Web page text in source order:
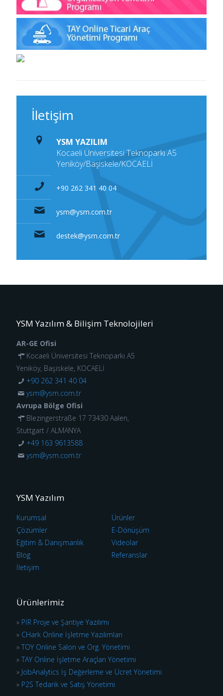
İletişim
YSM YAZILIM
Kocaeli Üniversitesi Teknoparkı A5
Yeniköy/Başiskele/KOCAELİ
+90 262 341 40 04
ysm@ysm.com.tr
destek@ysm.com.tr
YSM Yazılım & Bilişim Teknolojileri
AR-GE Ofisi
Kocaeli Üniversitesi Teknoparkı A5
Yeniköy, Başiskele, KOCAELİ
+90 262 341 40 04
ysm@ysm.com.tr
Avrupa Bölge Ofisi
Blezingerstraße 17 73430 Aalen,
Stuttgart / ALMANYA
+49 163 9613588
ysm@ysm.com.tr
YSM Yazılım
Kurumsal
Ürünler
Çözümler
E-Dönüşüm
Eğitim & Danışmanlık
Videolar
Blog
Referanslar
İletişim
Ürünlerimiz
» PİR Proje ve Şantiye Yazılımı
» CHark Online İşletme Yazılımları
» TOY Online Salon ve Org. Yönetimi
» TAY Online İşletme Araçları Yönetimi
» JobAnalytics İş Değerleme ve Ücret Yönetimi
» P2S Tedarik ve Satış Yönetimi